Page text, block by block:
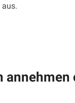
aus.
annehmen